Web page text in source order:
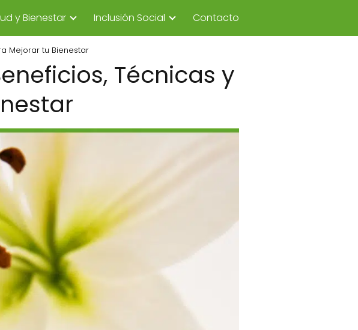
y Bienestar Inclusión Social Contacto
Mejorar tu Bienestar
Técnicas y